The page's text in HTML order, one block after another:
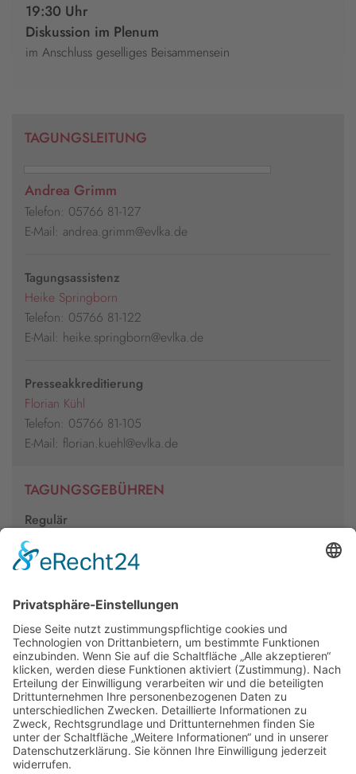
19:30 Uhr
Diskussion im Plenum
im Anschluss geselliges Beisammensein
TAGUNGSLEITUNG
Andrea Grimm
Telefon: 05766 81-127
E-Mail: andrea.grimm@evlka.de
Tagungsassistenz
Heike Springborn
Telefon: 05766 81-122
E-Mail: heike.springborn@evlka.de
Presseakkreditierung
Florian Kühl
Telefon: 05766 81-105
E-Mail: florian.kuehl@evlka.de
TAGUNGSGEBÜHREN
Regulär
95€
Ermäßigt
weitere Informationen
Newsletter
Presse
Anfahrt
Partner
Schutzkonzept